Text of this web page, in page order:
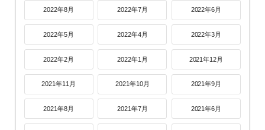
2022年8月 2022年7月 2022年6月
2022年5月 2022年4月 2022年3月
2022年2月 2022年1月 2021年12月
2021年11月 2021年10月 2021年9月
2021年8月 2021年7月 2021年6月